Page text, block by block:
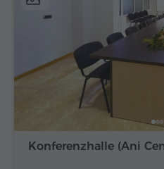
Konferenzhalle (Ani